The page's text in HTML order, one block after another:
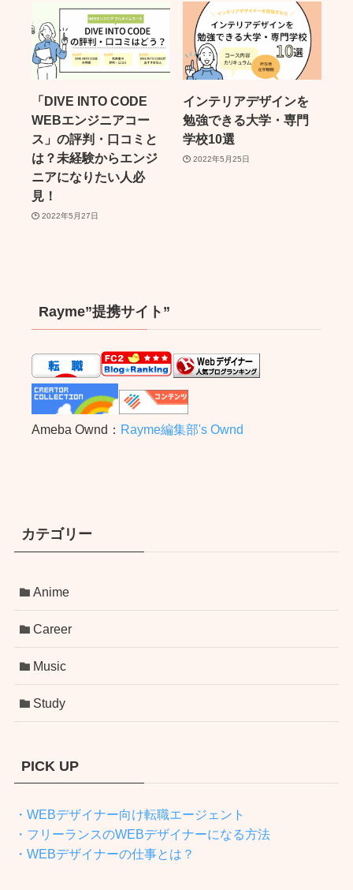
「DIVE INTO CODE
WEBエンジニアコー
ス」の評判・口コミと
は？未経験からエンジ
ニアになりたい人必
見！
2022年5月27日
インテリアデザインを
勉強できる大学・専門
学校10選
2022年5月25日
Rayme”提携サイト”
Ameba Ownd： Rayme編集部's Ownd
カテゴリー
Anime
Career
Music
Study
PICK UP
・WEBデザイナー向け転職エージェント
・フリーランスのWEBデザイナーになる方法
・WEBデザイナーの仕事とは？